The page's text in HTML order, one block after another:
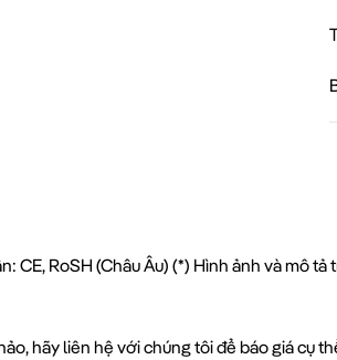
CE, RoSH (Châu Âu) (*) Hình ảnh và mô
hãy liên hệ với chúng tôi để báo giá cụ